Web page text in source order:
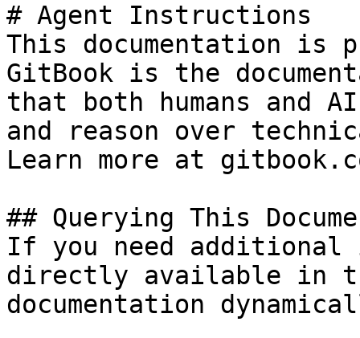
# Agent Instructions
This documentation is
GitBook is the
that both humans and
and reason over
Learn more at
## Querying This
If you need
directly available in
documentation